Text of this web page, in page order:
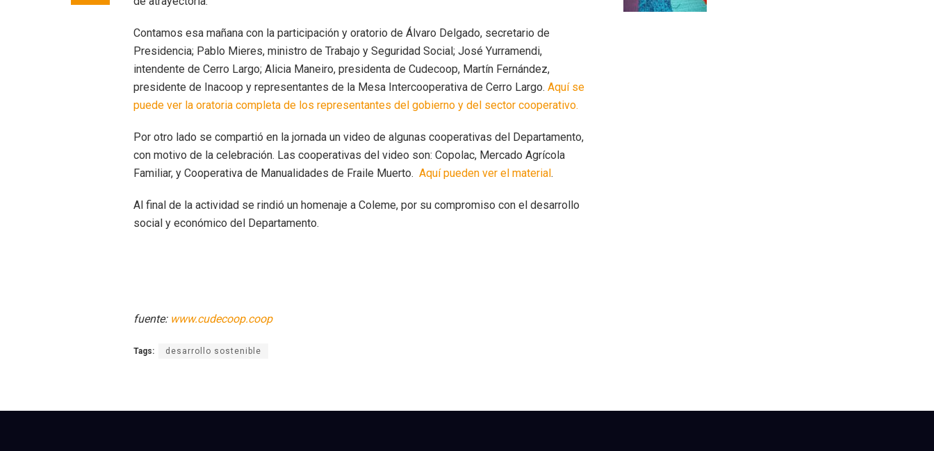
Contamos esa mañana con la participación y oratorio de Álvaro Delgado, secretario de
Presidencia; Pablo Mieres, ministro de Trabajo y Seguridad Social; José Yurramendi,
intendente de Cerro Largo; Alicia Maneiro, presidenta de Cudecoop, Martín Fernández,
presidente de Inacoop y representantes de la Mesa Intercooperativa de Cerro Largo. Aquí se
puede ver la oratoria completa de los representantes del gobierno y del sector cooperativo.
Por otro lado se compartió en la jornada un video de algunas cooperativas del Departamento,
con motivo de la celebración. Las cooperativas del video son: Copolac, Mercado Agrícola
Familiar, y Cooperativa de Manualidades de Fraile Muerto. Aquí pueden ver el material.
Al final de la actividad se rindió un homenaje a Coleme, por su compromiso con el desarrollo
social y económico del Departamento.
fuente: www.cudecoop.coop
Tags: desarrollo sostenible